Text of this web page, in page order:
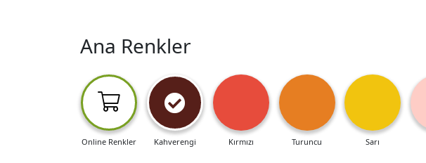
Ana Renkler
Online Renkler Kahverengi Kırmızı Turuncu Sarı